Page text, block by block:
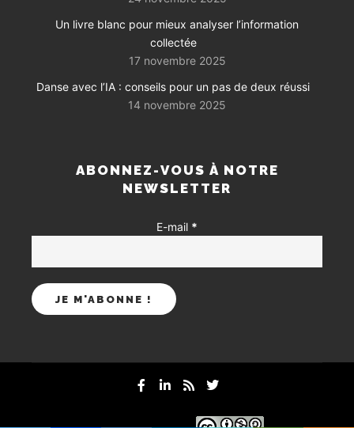
Un livre blanc pour mieux analyser l’information
collectée
17 novembre 2025
Danse avec l’IA : conseils pour un pas de deux réussi
14 novembre 2025
ABONNEZ-VOUS À NOTRE
NEWSLETTER
E-mail *